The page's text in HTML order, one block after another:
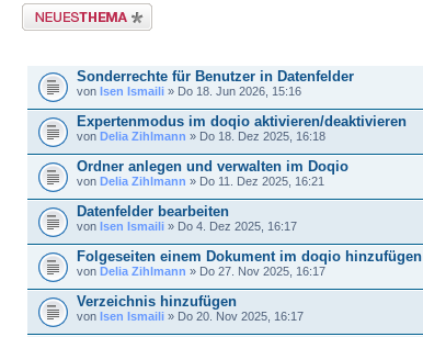
Neues Thema erstellen
Sonderrechte für Benutzer in Datenfelder
von Isen Ismaili » Do 18. Jun 2026, 15:16
Expertenmodus im doqio aktivieren/deaktivieren
von Delia Zihlmann » Do 18. Dez 2025, 16:18
Ordner anlegen und verwalten im Doqio
von Delia Zihlmann » Do 11. Dez 2025, 16:21
Datenfelder bearbeiten
von Isen Ismaili » Do 4. Dez 2025, 16:17
Folgeseiten einem Dokument im doqio hinzufügen
von Delia Zihlmann » Do 27. Nov 2025, 16:17
Verzeichnis hinzufügen
von Isen Ismaili » Do 20. Nov 2025, 16:17